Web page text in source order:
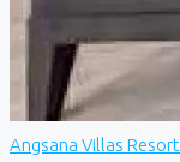
Angsana Villas Resort